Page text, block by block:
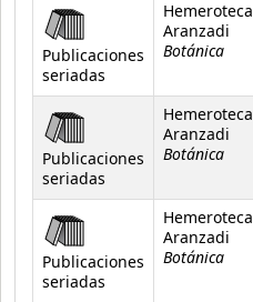
Publicaciones
seriadas
Hemeroteca
Aranzadi
Botánica
Publicaciones
seriadas
Hemeroteca
Aranzadi
Botánica
Publicaciones
seriadas
Hemeroteca
Aranzadi
Botánica